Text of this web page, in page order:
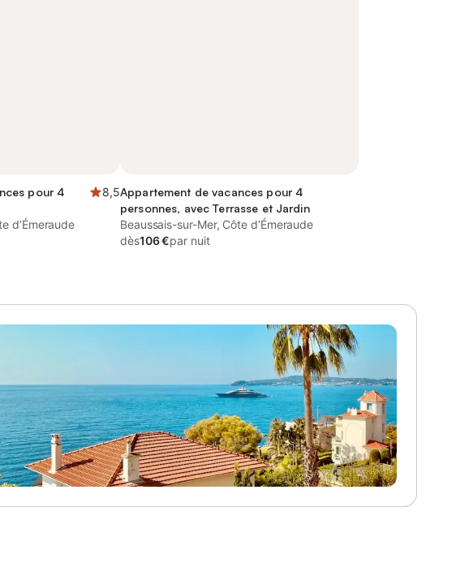
pour 4
8,5
d’Émeraude
Appartement de vacances pour 4
personnes, avec Terrasse et Jardin
Beaussais-sur-Mer, Côte d’Émeraude
dès106 €par nuit